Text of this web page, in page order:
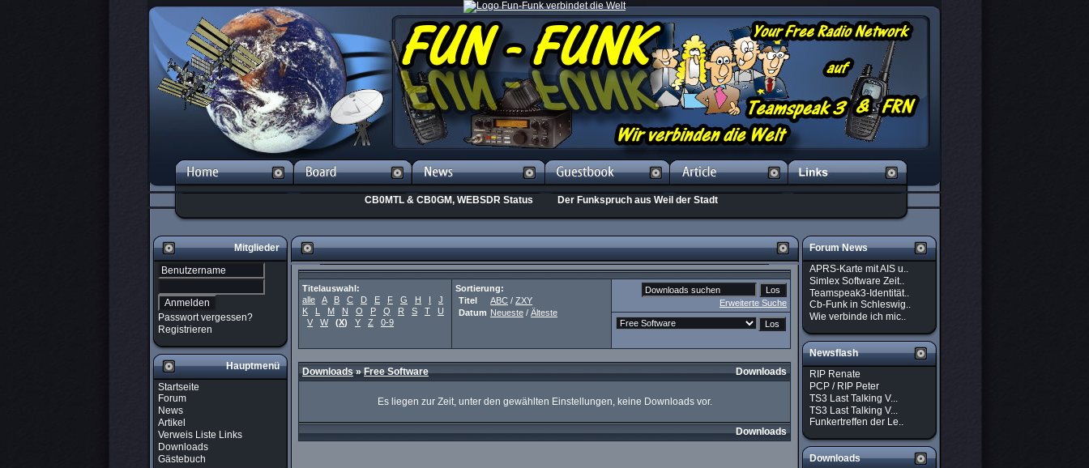
CB0MTL & CB0GM, WEBSDR Status Der Funkspruch aus Weil der Stadt
Mitglieder
Passwort vergessen?
Registrieren
Hauptmenü
Startseite
Forum
News
Artikel
Verweis Liste Links
Downloads
Gästebuch
Titelauswahl:
alle
A B C D E F G H I
J
K
L M N O P Q R S T
U
V
W (X) Y Z 0-9
Sortierung:
Titel
ABC / ZXY
Datum Neueste / Älteste
Erweiterte Suche
Downloads»Free Software Downloads
Es liegen zur Zeit, unter den gewählten Einstellungen, keine Downloads vor.
Downloads
Forum News
APRS-Karte mit AIS u..
Simlex Software Zeit..
Teamspeak3-Identität..
Cb-Funk in Schleswig..
Wie verbinde ich mic..
Newsflash
RIP Renate
PCP / RIP Peter
TS3 Last Talking V...
TS3 Last Talking V...
Funkertreffen der Le..
Downloads